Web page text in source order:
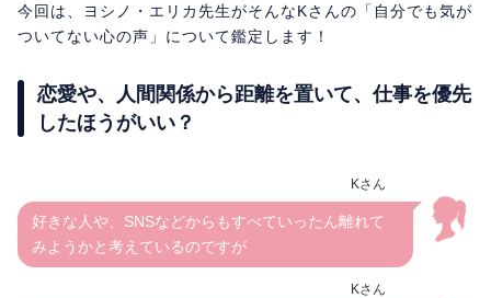
今回は、ヨシノ・エリカ先生がそんなKさんの「自分でも気が
ついてない心の声」について鑑定します！
恋愛や、人間関係から距離を置いて、仕事を優先
したほうがいい？
Kさん
好きな人や、SNSなどからもすべていったん離れて
みようかと考えているのですが
Kさん